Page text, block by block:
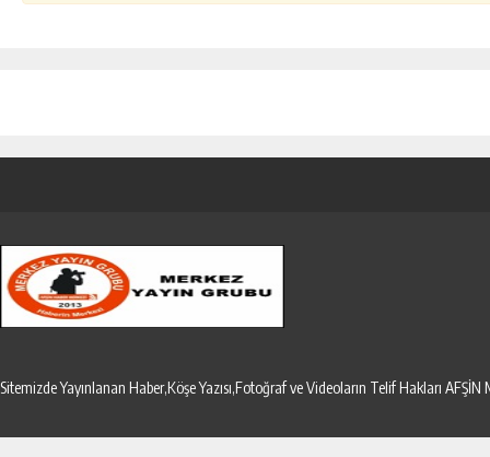
Sitemizde Yayınlanan Haber,Köşe Yazısı,Fotoğraf ve Videoların Telif Hakları